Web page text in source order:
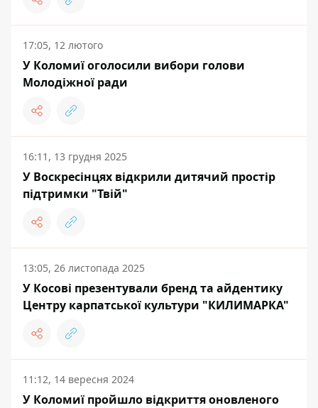
17:05, 12 лютого
У Коломиї оголосили вибори голови
Молодіжної ради
16:11, 13 грудня 2025
У Воскресінцях відкрили дитячий простір
підтримки "Твій"
13:05, 26 листопада 2025
У Косові презентували бренд та айдентику
Центру карпатської культури "КИЛИМАРКА"
11:12, 14 вересня 2024
У Коломиї пройшло відкриття оновленого